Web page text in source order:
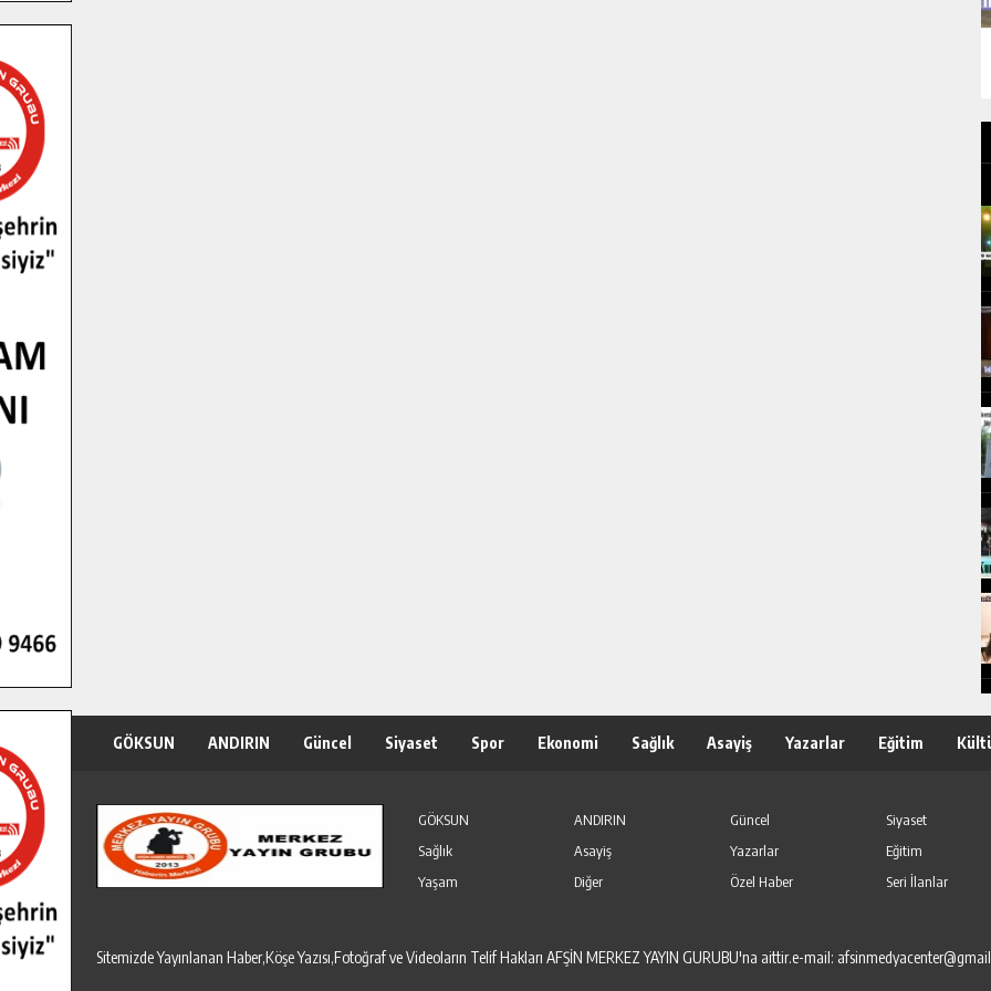
GÖKSUN ANDIRIN Güncel Siyaset Spor Ekonomi Sağlık Asayiş Yazarlar Eğitim
GÖKSUN ANDIRIN Güncel Siyaset
Sağlık
Asayiş Yazarlar Eğitim
Yaşam
Diğer Özel Haber Seri İlanlar
Sitemizde Yayınlanan Haber,Köşe Yazısı,Fotoğraf ve Videoların Telif Hakları AFŞİN MERKEZ YAYIN GURUBU'na aittir.e-mail: